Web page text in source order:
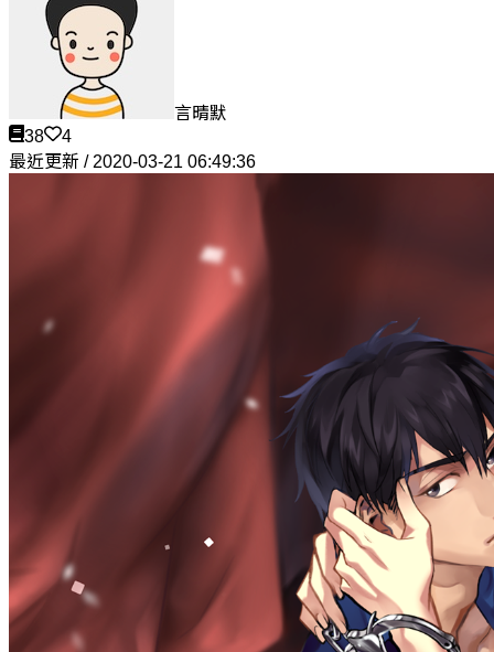
言晴默
38
4
最近更新 / 2020-03-21 06:49:36